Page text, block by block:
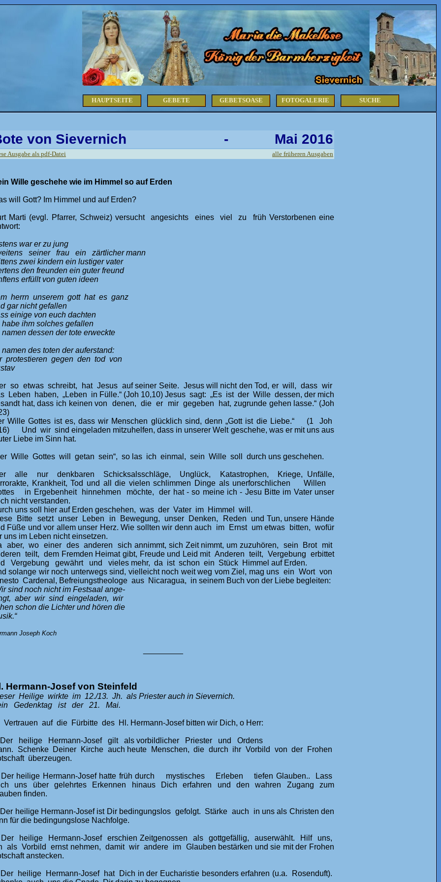
HAUPTSEITE GEBETE GEBETSOASE FOTOGALERIE SUCHE
von Sievernich ‑ Mai 2016
Ausgabe als pdf-Datei alle früheren Ausgaben
Wille geschehe wie im Himmel so auf Erden
will Gott? Im Himmel und auf Erden?
Marti (evgl. Pfarrer, Schweiz) versucht angesichts eines viel zu früh Verstorbenen eine
war er zu jung
seiner frau ein zärtlicher mann
zwei kindern ein lustiger vater
den freunden ein guter freund
erfüllt von guten ideen
herrn unserem gott hat es ganz
gar nicht gefallen
einige von euch dachten
habe ihm solches gefallen
namen dessen der tote erweckte
namen des toten der auferstand:
protestieren gegen den tod von
so etwas schreibt, hat Jesus auf seiner Seite. Jesus will nicht den Tod, er will, dass wir
Leben haben, „Leben in Fülle.“ (Joh 10,10) Jesus sagt: „Es ist der Wille dessen, der mich
hat, dass ich keinen von denen, die er mir gegeben hat, zugrunde gehen lasse.“ (Joh
Wille Gottes ist es, dass wir Menschen glücklich sind, denn „Gott ist die Liebe.“ (1 Joh
Und wir sind eingeladen mitzuhelfen, dass in unserer Welt geschehe, was er mit uns aus
Liebe im Sinn hat.
Wille Gottes will getan sein“, so las ich einmal, sein Wille soll durch uns geschehen.
alle nur denkbaren Schicksalsschläge, Unglück, Katastrophen, Kriege, Unfälle,
Krankheit, Tod und all die vielen schlimmen Dinge als unerforschlichen Willen
in Ergebenheit hinnehmen möchte, der hat - so meine ich - Jesu Bitte im Vater unser
nicht verstanden.
uns soll hier auf Erden geschehen, was der Vater im Himmel will.
Bitte setzt unser Leben in Bewegung, unser Denken, Reden und Tun, unsere Hände
Füße und vor allem unser Herz. Wie sollten wir denn auch im Ernst um etwas bitten, wofür
uns im Leben nicht einsetzen.
aber, wo einer des anderen sich annimmt, sich Zeit nimmt, um zuzuhören, sein Brot mit
teilt, dem Fremden Heimat gibt, Freude und Leid mit Anderen teilt, Vergebung erbittet
Vergebung gewährt und vieles mehr, da ist schon ein Stück Himmel auf Erden.
solange wir noch unterwegs sind, vielleicht noch weit weg vom Ziel, mag uns ein Wort von
Cardenal, Befreiungstheologe aus Nicaragua, in seinem Buch von der Liebe begleiten:
sind noch nicht im Festsaal ange-
aber wir sind eingeladen, wir
schon die Lichter und hören die
Joseph Koch
Hermann-Josef von Steinfeld
Heilige wirkte im 12./13. Jh. als Priester auch in Sievernich.
Gedenktag ist der 21. Mai.
Vertrauen auf die Fürbitte des Hl. Hermann-Josef bitten wir Dich, o Herr:
heilige Hermann-Josef gilt als vorbildlicher Priester und Ordens
Schenke Deiner Kirche auch heute Menschen, die durch ihr Vorbild von der Frohen
überzeugen.
heilige Hermann-Josef hatte früh durch mystisches Erleben tiefen Glauben.. Lass
uns über gelehrtes Erkennen hinaus Dich erfahren und den wahren Zugang zum
finden.
heilige Hermann-Josef ist Dir bedingungslos gefolgt. Stärke auch in uns als Christen den
für die bedingungslose Nachfolge.
heilige Hermann-Josef erschien Zeitgenossen als gottgefällig, auserwählt. Hilf uns,
als Vorbild ernst nehmen, damit wir andere im Glauben bestärken und sie mit der Frohen
anstecken.
heilige Hermann-Josef hat Dich in der Eucharistie besonders erfahren (u.a. Rosenduft).